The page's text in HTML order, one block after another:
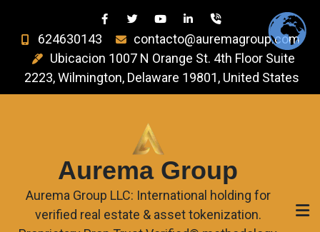
624630143
contacto@auremagroup.com
Ubicacion 1007 N Orange St. 4th Floor Suite
2223, Wilmington, Delaware 19801, United States
Aurema Group
Aurema Group LLC: International holding for
verified real estate & asset tokenization.